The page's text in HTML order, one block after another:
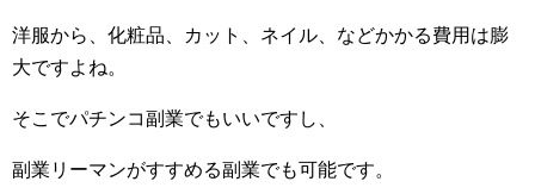
洋服から、化粧品、カット、ネイル、などかかる費用は膨
大ですよね。
そこでパチンコ副業でもいいですし、
副業リーマンがすすめる副業でも可能です。